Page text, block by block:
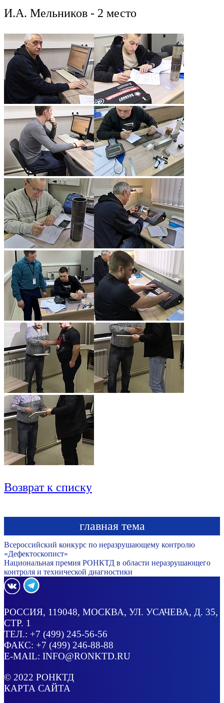
И.А. Мельников - 2 место
Возврат к списку
главная тема
Всероссийский конкурс по неразрушающему контролю
«Дефектоскопист»
Национальная премия РОНКТД в области неразрушающего
контроля и технической диагностики
РОССИЯ, 119048, МОСКВА, УЛ. УСАЧЕВА, Д. 35,
СТР. 1
ТЕЛ.: +7 (499) 245-56-56
ФАКС: +7 (499) 246-88-88
E-MAIL: INFO@RONKTD.RU
© 2022 РОНКТД
КАРТА САЙТА